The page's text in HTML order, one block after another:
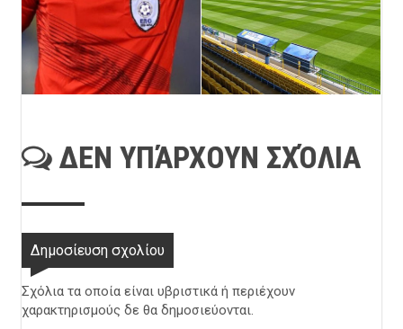
ΔΕΝ ΥΠΆΡΧΟΥΝ ΣΧΌΛΙΑ
Δημοσίευση σχολίου
Σχόλια τα οποία είναι υβριστικά ή περιέχουν
χαρακτηρισμούς δε θα δημοσιεύονται.